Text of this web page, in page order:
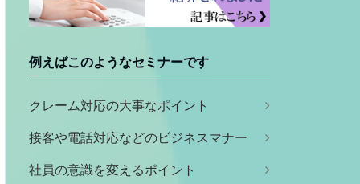
例えばこのようなセミナーです
クレーム対応の大事なポイント
接客や電話対応などのビジネスマナー
社員の意識を変えるポイント